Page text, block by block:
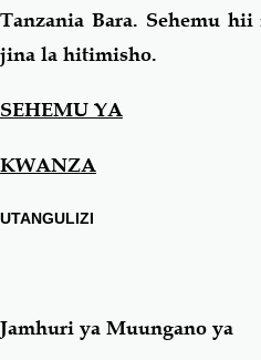
Tanzania Bara. Sehemu
jina la hitimisho.
SEHEMU YA
KWANZA
UTANGULIZI
Jamhuri ya Muungano ya